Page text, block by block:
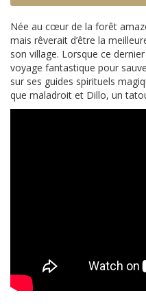
Née au cœur de la forêt
mais rêverait d’être la
son village. Lorsque ce
voyage fantastique pour
sur ses guides spirituels
que maladroit et Dillo, un